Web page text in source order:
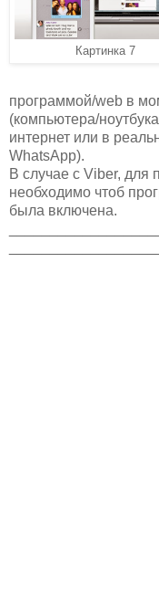
Картинка 7
программой/web в
(компьютера/
интернет или в
WhatsApp).
В случае с Viber, для
необходимо чтоб
была включена.